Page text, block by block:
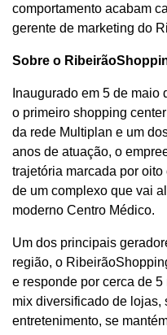
comportamento acabam
gerente de marketing do
Sobre o
Inaugurado em 5 de
o primeiro shopping
da rede Multiplan e um
anos de atuação, o
trajetória marcada por
de um complexo que vai
moderno Centro Médico.
Um dos principais
região, o
e responde por cerca de
mix diversificado de lojas,
entretenimento, se